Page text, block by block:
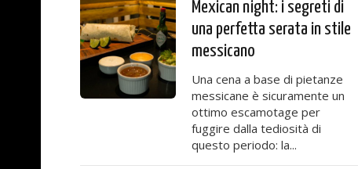
Mexican night: i segreti di
una perfetta serata in stile
messicano
Una cena a base di pietanze
messicane è sicuramente un
ottimo escamotage per
fuggire dalla tediosità di
questo periodo: la...